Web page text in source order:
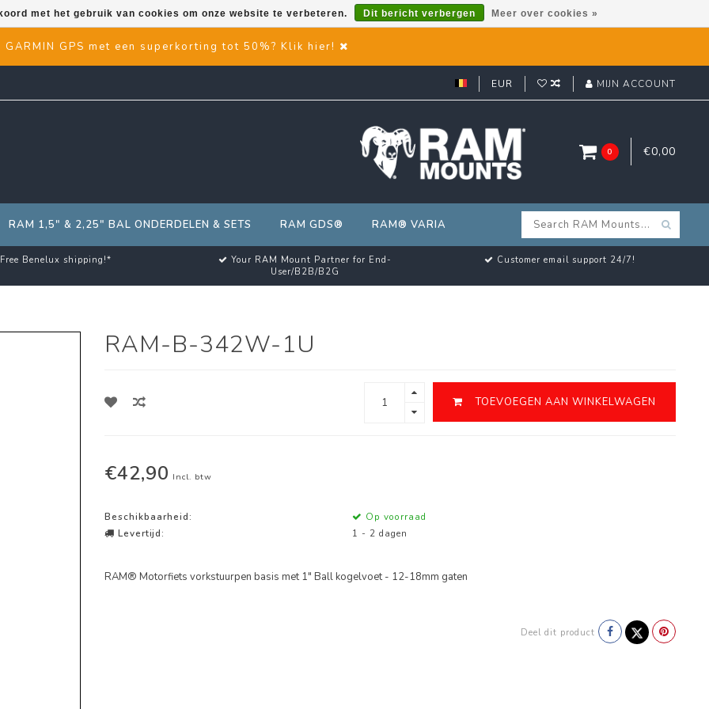
GARMIN GPS met een superkorting tot 50%? Klik hier!
EUR MIJN ACCOUNT
0 €0,00
RAM 1,5" & 2,25" BAL ONDERDELEN & SETS RAM GDS® RAM® VARIA
Benelux shipping!*
Your RAM Mount Partner for End-
User/B2B/B2G
Customer email support 24/7!
RAM-B-342W-1U
TOEVOEGEN AAN WINKELWAGEN
€42,90 Incl. btw
Beschikbaarheid:
Op voorraad
Levertijd:
1 - 2 dagen
RAM® Motorfiets vorkstuurpen basis met 1" Ball kogelvoet - 12-18mm gaten
Deel dit product
met het gebruik van cookies om onze website te verbeteren. Dit bericht verbergen Meer over cookies »